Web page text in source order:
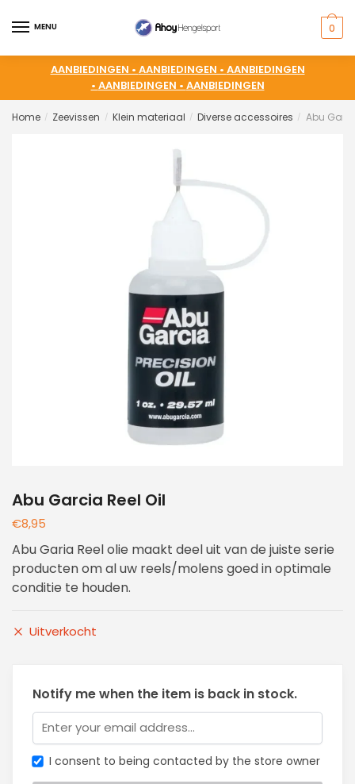
MENU 0
AANBIEDINGEN • AANBIEDINGEN • AANBIEDINGEN
• AANBIEDINGEN • AANBIEDINGEN
Home / Zeevissen / Klein materiaal / Diverse accessoires / Abu
Abu Garcia Reel Oil
€8,95
Abu Garia Reel olie maakt deel uit van de juiste serie
producten om al uw reels/molens goed in optimale
conditie te houden.
Uitverkocht
Notify me when the item is back in stock.
I consent to being contacted by the store owner